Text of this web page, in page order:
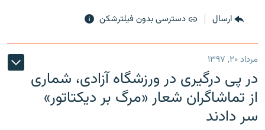
ارسال دسترسی بدون فیلترشکن
مرداد ۲۰, ۱۳۹۷
در پی درگیری در ورزشگاه آزادی، شماری
از تماشاگران شعار «مرگ بر دیکتاتور»
سر دادند